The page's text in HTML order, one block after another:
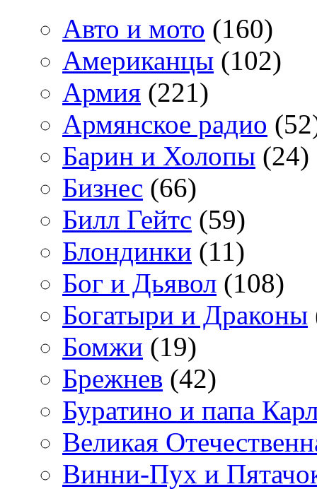
Авто и мото (160)
Американцы (102)
Армия (221)
Армянское радио
Барин и Холопы (24)
Бизнес (66)
Билл Гейтс (59)
Блондинки (11)
Бог и Дьявол (108)
Богатыри и Драконы
Бомжи (19)
Брежнев (42)
Буратино и папа
Великая
Винни-Пух и